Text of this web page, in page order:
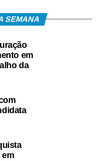
SEMANA
em
da